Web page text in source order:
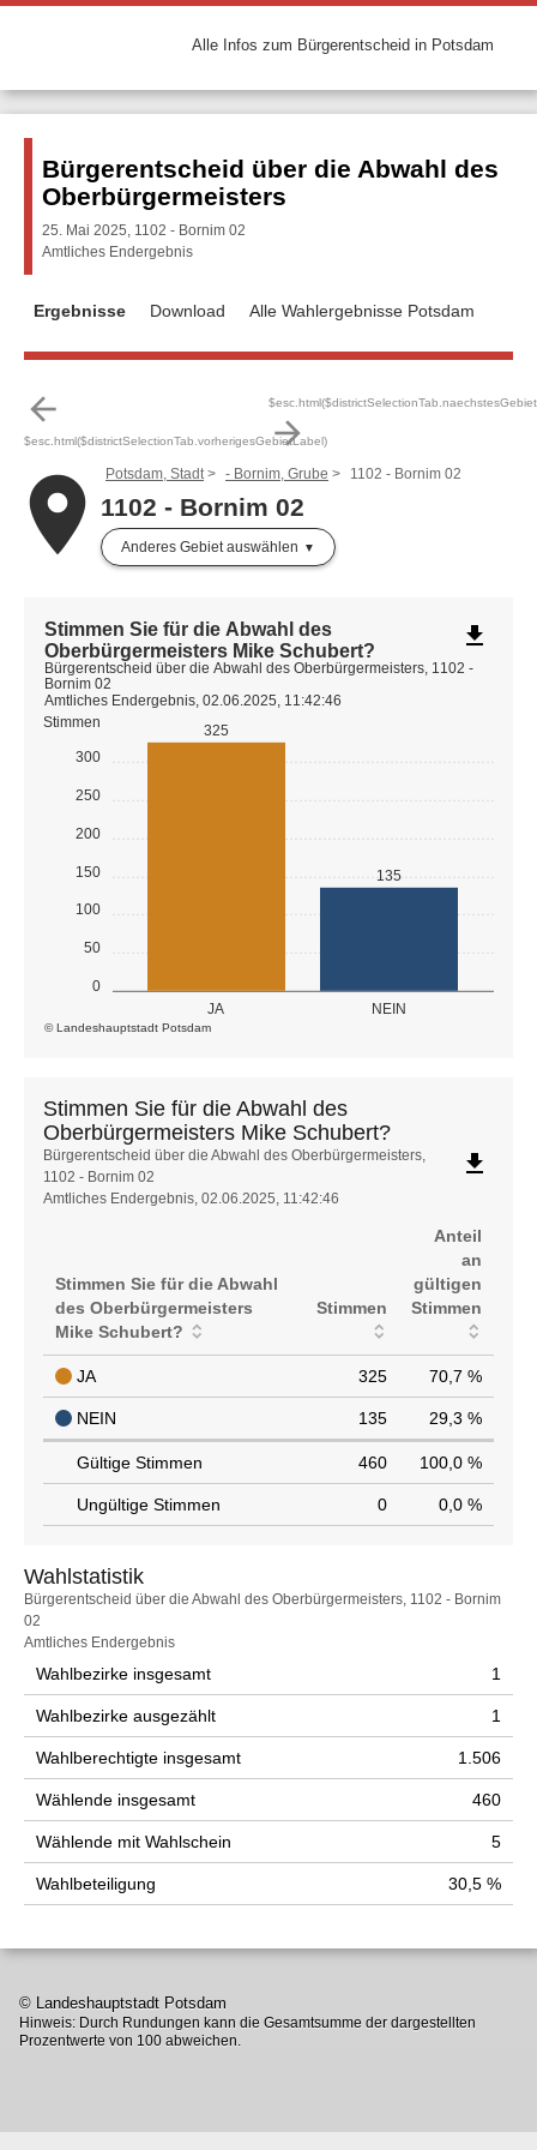
Alle Infos zum Bürgerentscheid in Potsdam
Bürgerentscheid über die Abwahl des
Oberbürgermeisters
25. Mai 2025, 1102 - Bornim 02
Amtliches Endergebnis
Ergebnisse Download Alle Wahlergebnisse Potsdam
arrow_back
$esc.html($districtSelectionTab.vorherigesGebietLabel)
arrow_forward
placePotsdam, Stadt - Bornim, Grube 1102 - Bornim 02
1102 - Bornim 02
Anderes Gebiet auswählen
0
50
100
150
200
250
300
Stimmen
JA NEIN
325
135
© Landeshauptstadt Potsdam
Stimmen Sie für die Abwahl des
Oberbürgermeisters Mike Schubert?
Bürgerentscheid über die Abwahl des Oberbürgermeisters, 1102 -
Bornim 02
Amtliches Endergebnis, 02.06.2025, 11:42:46
file_download
Stimmen Sie für die Abwahl des
Oberbürgermeisters Mike Schubert?
Stimmen
Sie
für
des
Oberbürgermeisters
Mike
Bürgerentscheid über die Abwahl des Oberbürgermeisters,
1102 - Bornim 02
Amtliches Endergebnis, 02.06.2025, 11:42:46
file_download
Stimmen Sie für die Abwahl
des Oberbürgermeisters
Mike Schubert?
Stimmen
Anteil
an
gültigen
Stimmen
JA 325 70,7 %
NEIN 135 29,3 %
Gültige Stimmen 460 100,0 %
Ungültige Stimmen 0 0,0 %
Wahlstatistik
Wahlstatistik
Bürgerentscheid über die Abwahl des Oberbürgermeisters, 1102 - Bornim
02
Amtliches Endergebnis
Wahlbezirke insgesamt 1
Wahlbezirke ausgezählt 1
Wahlberechtigte insgesamt 1.506
Wählende insgesamt 460
Wählende mit Wahlschein 5
Wahlbeteiligung 30,5 %
© Landeshauptstadt Potsdam
Hinweis: Durch Rundungen kann die Gesamtsumme der dargestellten
Prozentwerte von 100 abweichen.